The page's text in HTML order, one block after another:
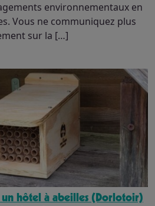
environnementaux en
Vous ne communiquez plus
sur la […]